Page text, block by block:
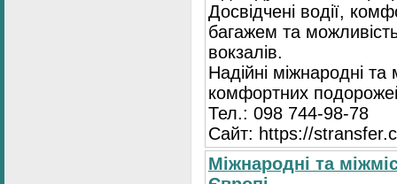
Досвідчені водії,
багажем та
вокзалів.
Надійні міжнародні
комфортних
Тел.: 098 744-98-78
Сайт: https://
Міжнародні та